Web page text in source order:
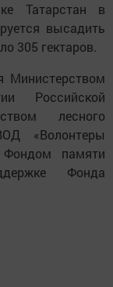
Татарстан в
высадить
305 гектаров.
Министерством
Российской
лесного
«Волонтеры
памяти
Фонда